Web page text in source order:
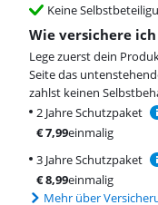
Keine
Wie versichere
Lege zuerst dein
Seite das
zahlst keinen
2 Jahre Schutzpaket
€7,99einmalig
3 Jahre Schutzpaket
€8,99einmalig
Mehr über